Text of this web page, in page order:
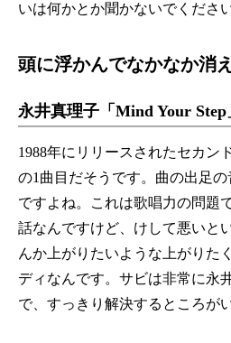
いは何かとか聞かないでください
頭に浮かんでなかなか消
永井真理子「Mind Your Step
1988年にリリースされたセカン
の1曲目だそうです。曲の出足
ですよね。これは歌唱力の問題
話なんですけど、けして悪いと
んか上がりたいような上がりた
ディなんです。サビは非常に永
で、すっきり解決するところが